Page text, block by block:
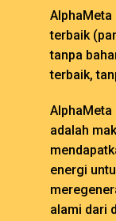
AlphaMeta
terbaik
tanpa
terbaik,
AlphaMeta
adalah
energi
alami dari